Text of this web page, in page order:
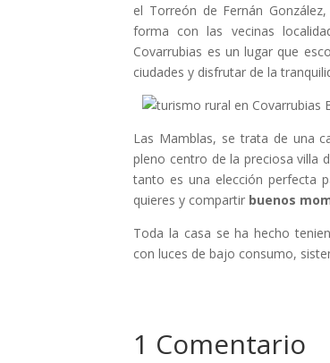
el Torreón de Fernán
forma con las vecinas
Covarrubias es un lugar que
ciudades y disfrutar de la
Las Mamblas, se trata de una
pleno centro de la preciosa villa
tanto es una elección perfecta
quieres y compartir buenos
Toda la casa se ha hecho
con luces de bajo consumo,
1 Comentario